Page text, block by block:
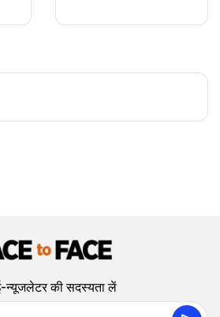
न्यूजलेटर की सदस्यता लें